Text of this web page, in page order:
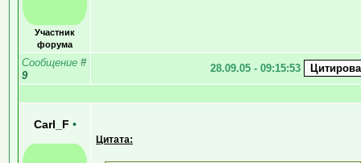
Участник
форума
Сообщение #
9
28.09.05 - 09:15:53
Carl_F •
Цитата: